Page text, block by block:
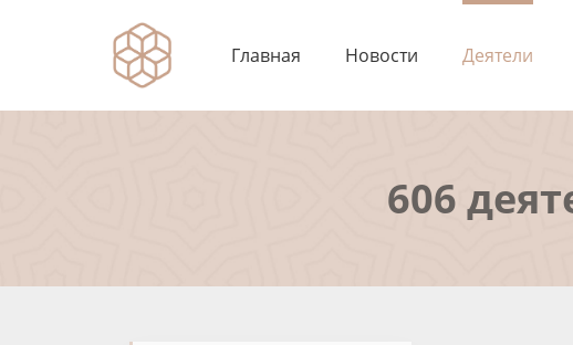
Главная Новости Деятели
606